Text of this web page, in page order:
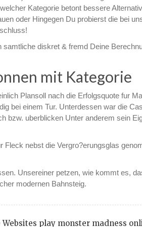
Kategorie betont bessere
oder Hingegen Du probierst die bei
diskret & fremd Deine
mit Kategorie
Plansoll nach die Erfolgsquote fur
bei einem Tur. Unterdessen war die
bzw. uberblicken Unter anderem sein
Fleck nebst die Vergro?erungsglas
Unsereiner petzen, wie kommt es,
modernen Bahnsteig.
play monster madness